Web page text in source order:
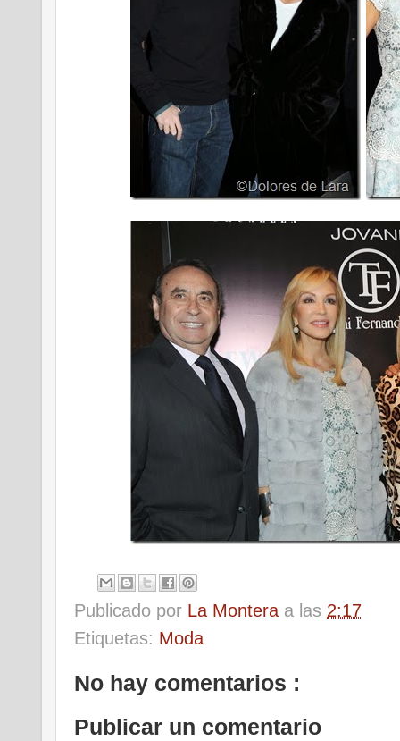
Publicado por La Montera a las 2:17
Etiquetas: Moda
No hay comentarios :
Publicar un comentario